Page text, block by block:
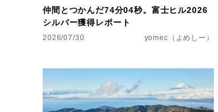
仲間とつかんだ74分04秒。富士ヒル2026
シルバー獲得レポート
2026/07/30 yomec（よめしー）